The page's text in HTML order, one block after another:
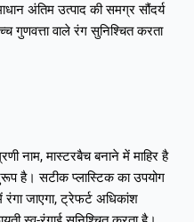
अंतिम उत्पाद की समग्र सौंदर्य
वाले रंग सुनिश्चित करता
नाम, मास्टरबैच बनाने में माहिर है
है। सटीक प्लास्टिक का उपयोग
जाएगा, ट्रेफर्ट अधिकांश